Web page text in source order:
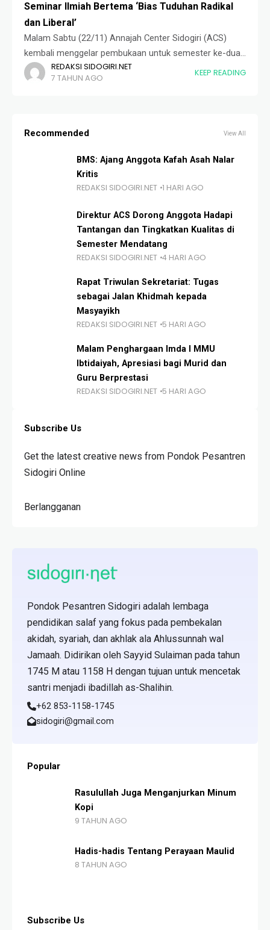
Seminar Ilmiah Bertema ‘Bias Tuduhan Radikal
dan Liberal’
Malam Sabtu (22/11) Annajah Center Sidogiri (ACS)
kembali menggelar pembukaan untuk semester ke-dua
yang dikemas dalam seminar ilmiah bertema ‘Bias
Tuduhan Radikal dan Liberal’. Acara yang bertempat di
REDAKSI SIDOGIRI.NET
7 TAHUN AGO
KEEP READING
Recommended View All
BMS: Ajang Anggota Kafah Asah Nalar
Kritis
REDAKSI SIDOGIRI.NET 1 HARI AGO
Direktur ACS Dorong Anggota Hadapi
Tantangan dan Tingkatkan Kualitas di
Semester Mendatang
REDAKSI SIDOGIRI.NET 4 HARI AGO
Rapat Triwulan Sekretariat: Tugas
sebagai Jalan Khidmah kepada
Masyayikh
REDAKSI SIDOGIRI.NET 5 HARI AGO
Malam Penghargaan Imda I MMU
Ibtidaiyah, Apresiasi bagi Murid dan
Guru Berprestasi
REDAKSI SIDOGIRI.NET 5 HARI AGO
Subscribe Us
Get the latest creative news from Pondok Pesantren
Sidogiri Online
Berlangganan
Pondok Pesantren Sidogiri adalah lembaga
pendidikan salaf yang fokus pada pembekalan
akidah, syariah, dan akhlak ala Ahlussunnah wal
Jamaah. Didirikan oleh Sayyid Sulaiman pada tahun
1745 M atau 1158 H dengan tujuan untuk mencetak
santri menjadi ibadillah as-Shalihin.
+62 853-1158-1745
sidogiri@gmail.com
Popular
Rasulullah Juga Menganjurkan Minum
Kopi
9 TAHUN AGO
Hadis-hadis Tentang Perayaan Maulid
8 TAHUN AGO
Subscribe Us